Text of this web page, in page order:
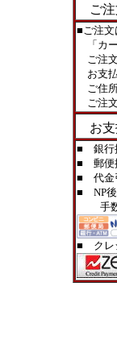
ご注
■ご注文
「カー
ご注文
お支払
ご住所
ご注
お支
■ 銀行
■ 郵便
■ 代金
■ NP後
手数
■ クレ